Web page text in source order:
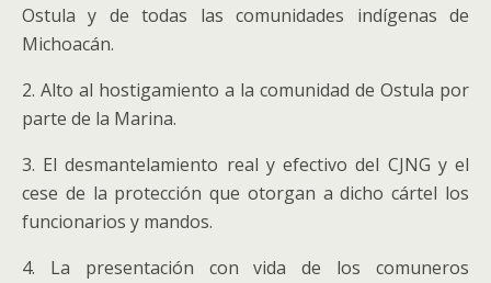
Ostula y de todas las comunidades indígenas de
Michoacán.
2. Alto al hostigamiento a la comunidad de Ostula por
parte de la Marina.
3. El desmantelamiento real y efectivo del CJNG y el
cese de la protección que otorgan a dicho cártel los
funcionarios y mandos.
4. La presentación con vida de los comuneros